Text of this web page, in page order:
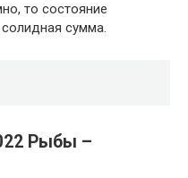
то состояние
сумма.
Рыбы –